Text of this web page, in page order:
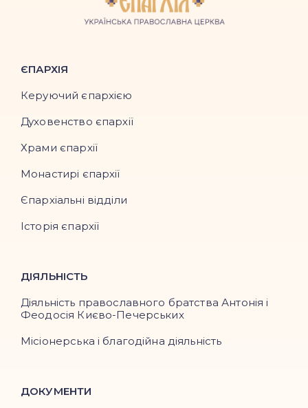
ЄПАРХІЯ
Керуючий єпархією
Духовенство єпархії
Храми єпархії
Монастирі єпархії
Єпархіальні відділи
Історія єпархії
ДІЯЛЬНІСТЬ
Діяльність православного братства Антонія і
Феодосія Києво-Печерських
Місіонерська і благодійна діяльність
ДОКУМЕНТИ